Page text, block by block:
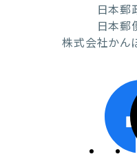
日本郵
日本郵
株式会社かん